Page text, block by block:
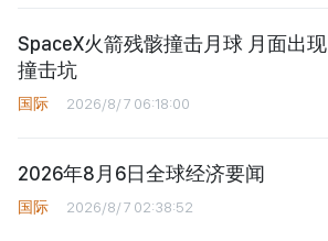
SpaceX火箭残骸撞击月球 月面出现
撞击坑
国际 2026/8/7 06:18:00
2026年8月6日全球经济要闻
国际 2026/8/7 02:38:52